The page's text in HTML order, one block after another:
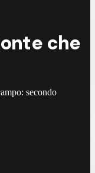
che
secondo